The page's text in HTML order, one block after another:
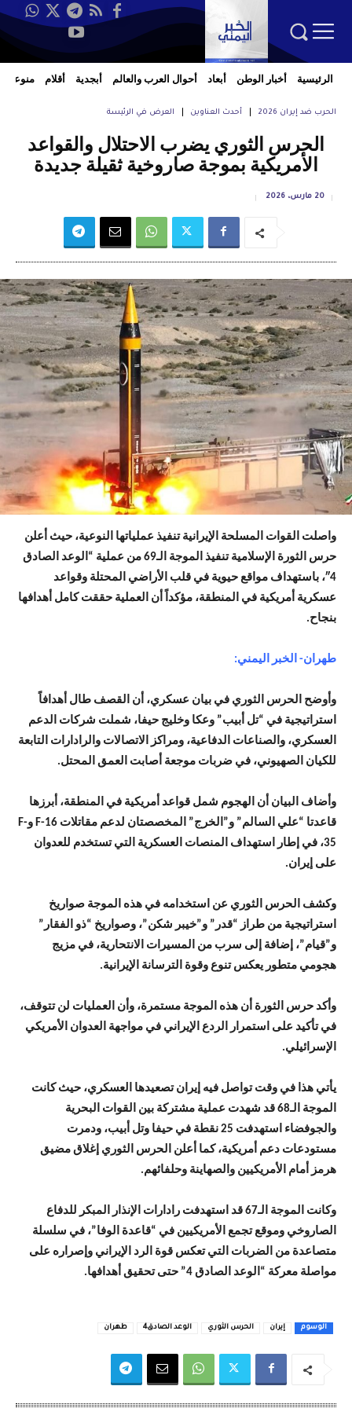
الرئيسية أخبار الوطن أبعاد أحوال العرب والعالم أبجدية أقلام منوعات
الحرب ضد إيران 2026 أحدث العناوين العرض في الرئيسة
الحرس الثوري يضرب الاحتلال والقواعد
الأمريكية بموجة صاروخية ثقيلة جديدة
20 مارس، 2026
واصلت القوات المسلحة الإيرانية تنفيذ عملياتها النوعية، حيث أعلن
حرس الثورة الإسلامية تنفيذ الموجة الـ69 من عملية “الوعد الصادق
4″، باستهداف مواقع حيوية في قلب الأراضي المحتلة وقواعد
عسكرية أمريكية في المنطقة، مؤكداً أن العملية حققت كامل أهدافها
بنجاح.
طهران- الخبر اليمني:
وأوضح الحرس الثوري في بيان عسكري، أن القصف طال أهدافاً
استراتيجية في “تل أبيب” وعكا وخليج حيفا، شملت شركات الدعم
العسكري، والصناعات الدفاعية، ومراكز الاتصالات والرادارات التابعة
للكيان الصهيوني، في ضربات موجعة أصابت العمق المحتل.
وأضاف البيان أن الهجوم شمل قواعد أمريكية في المنطقة، أبرزها
قاعدتا “علي السالم” و”الخرج” المخصصتان لدعم مقاتلات F-16 وF-
35، في إطار استهداف المنصات العسكرية التي تستخدم للعدوان
على إيران.
وكشف الحرس الثوري عن استخدامه في هذه الموجة صواريخ
استراتيجية من طراز “قدر” و”خيبر شكن”، وصواريخ “ذو الفقار”
و”قيام”، إضافة إلى سرب من المسيرات الانتحارية، في مزيج
هجومي متطور يعكس تنوع وقوة الترسانة الإيرانية.
وأكد حرس الثورة أن هذه الموجة مستمرة، وأن العمليات لن تتوقف،
في تأكيد على استمرار الردع الإيراني في مواجهة العدوان الأمريكي
الإسرائيلي.
يأتي هذا في وقت تواصل فيه إيران تصعيدها العسكري، حيث كانت
الموجة الـ68 قد شهدت عملية مشتركة بين القوات البحرية
والجوفضاء استهدفت 25 نقطة في حيفا وتل أبيب، ودمرت
مستودعات دعم أمريكية، كما أعلن الحرس الثوري إغلاق مضيق
هرمز أمام الأمريكيين والصهاينة وحلفائهم.
وكانت الموجة الـ67 قد استهدفت رادارات الإنذار المبكر للدفاع
الصاروخي وموقع تجمع الأمريكيين في “قاعدة الوفا”، في سلسلة
متصاعدة من الضربات التي تعكس قوة الرد الإيراني وإصراره على
مواصلة معركة “الوعد الصادق 4” حتى تحقيق أهدافها.
الوسوم إيران الحرس الثوري الوعد الصادق4 طهران